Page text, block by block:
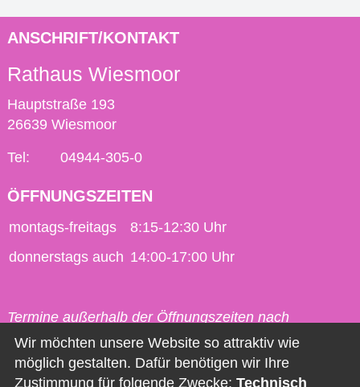
ANSCHRIFT/KONTAKT
Rathaus Wiesmoor
Hauptstraße 193
26639 Wiesmoor
Tel: 04944-305-0
ÖFFNUNGSZEITEN
montags-freitags
8:15-12:30 Uhr
donnerstags auch 14:00-17:00 Uhr
Termine außerhalb der Öffnungszeiten nach
vorheriger Vereinbarung möglich.
Kontakt
Wir möchten unsere Website so attraktiv wie
möglich gestalten. Dafür benötigen wir Ihre
Zustimmung für folgende Zwecke: Technisch